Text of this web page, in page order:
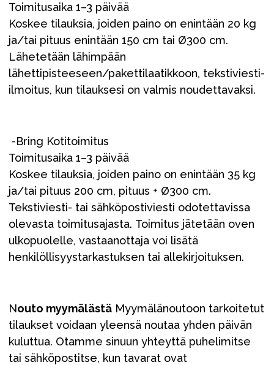
Toimitusaika 1–3 päivää
Koskee tilauksia, joiden paino on enintään 20 kg
ja/tai pituus enintään 150 cm tai Ø300 cm.
Lähetetään lähimpään
lähettipisteeseen/pakettilaatikkoon, tekstiviesti-
ilmoitus, kun tilauksesi on valmis noudettavaksi.
-Bring Kotitoimitus
Toimitusaika 1–3 päivää
Koskee tilauksia, joiden paino on enintään 35 kg
ja/tai pituus 200 cm, pituus + Ø300 cm.
Tekstiviesti- tai sähköpostiviesti odotettavissa
olevasta toimitusajasta. Toimitus jätetään oven
ulkopuolelle, vastaanottaja voi lisätä
henkilöllisyystarkastuksen tai allekirjoituksen.
Nouto myymälästä Myymälänoutoon tarkoitetut
tilaukset voidaan yleensä noutaa yhden päivän
kuluttua. Otamme sinuun yhteyttä puhelimitse
tai sähköpostitse, kun tavarat ovat